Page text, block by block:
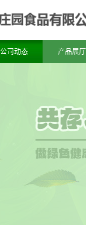
公司动态 产品展厅